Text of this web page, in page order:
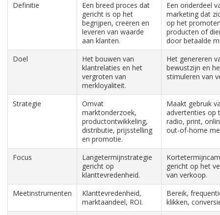
Definitie
Een breed proces dat
gericht is op het
begrijpen, creëren en
leveren van waarde
aan klanten.
Een onderdeel
marketing dat
op het
producten of
door betaalde
Doel
Het bouwen van
klantrelaties en het
vergroten van
merkloyaliteit.
Het genereren
bewustzijn en
stimuleren van
Strategie
Omvat
marktonderzoek,
productontwikkeling,
distributie, prijsstelling
en promotie.
Maakt gebruik
advertenties op
radio, print,
out-of-home
Focus
Langetermijnstrategie
gericht op
klanttevredenheid.
gericht op het
van verkoop.
Meetinstrumenten
Klanttevredenheid,
marktaandeel, ROI.
Bereik,
klikken,